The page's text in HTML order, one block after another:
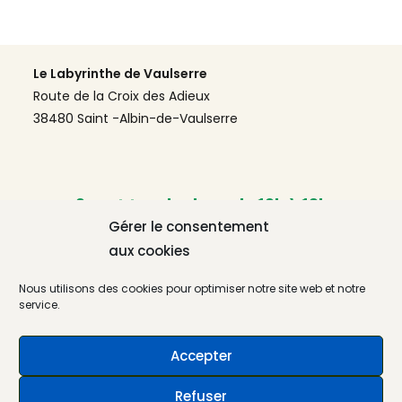
Gérer le consentement
aux cookies
Nous utilisons des cookies pour optimiser notre site web et notre
service.
Accepter
Refuser
Le Labyrinthe de Vaulserre
Route de la Croix des Adieux
38480 Saint -Albin-de-Vaulserre
Ouvert tous les jours de 10h à 18h
Nous contacter
Cookies